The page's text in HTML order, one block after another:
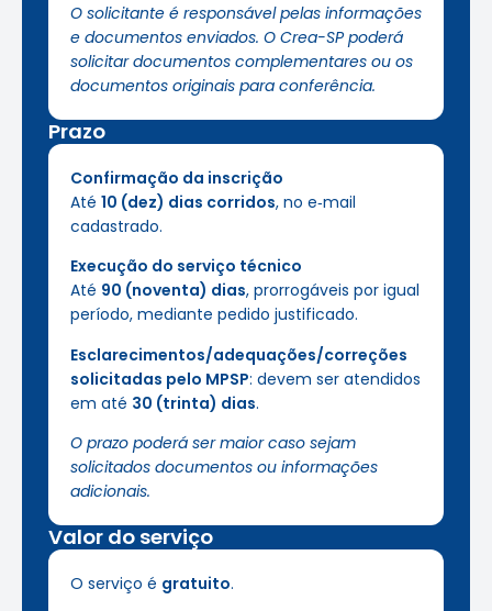
O solicitante é responsável pelas informações
e documentos enviados. O Crea-SP poderá
solicitar documentos complementares ou os
documentos originais para conferência.
Prazo
Confirmação da inscrição
Até 10 (dez) dias corridos, no e‑mail
cadastrado.
Execução do serviço técnico
Até 90 (noventa) dias, prorrogáveis por igual
período, mediante pedido justificado.
Esclarecimentos/adequações/correções
solicitadas pelo MPSP: devem ser atendidos
em até 30 (trinta) dias.
O prazo poderá ser maior caso sejam
solicitados documentos ou informações
adicionais.
Valor do serviço
O serviço é gratuito.